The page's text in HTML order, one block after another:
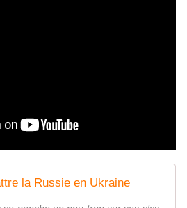
la Russie en Ukraine